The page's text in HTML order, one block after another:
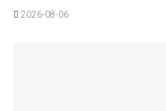
2026-08-06